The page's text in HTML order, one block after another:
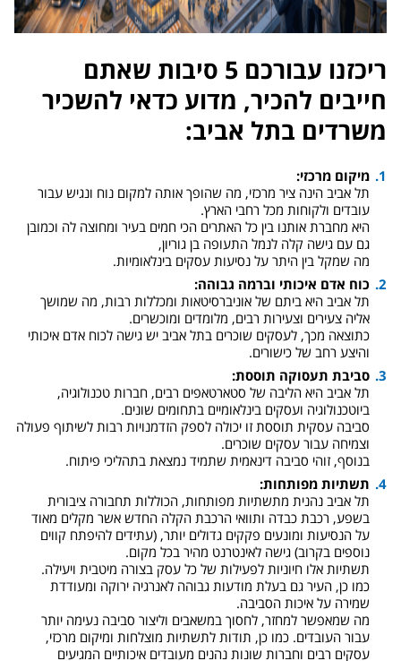
ריכזנו עבורכם 5 סיבות שאתם
חייבים להכיר, מדוע כדאי להשכיר
משרדים בתל אביב:
מיקום מרכזי:
תל אביב הינה ציר מרכזי, מה שהופך אותה למקום נוח ונגיש עבור
עובדים ולקוחות מכל רחבי הארץ.
היא מחברת אותנו בין כל האתרים הכי חמים בעיר ומחוצה לה וכמובן
גם עם גישה קלה לנמל התעופה בן גוריון,
מה שמקל בין היתר על נסיעות עסקים בינלאומיות.
כוח אדם איכותי וברמה גבוהה:
תל אביב היא ביתם של אוניברסיטאות ומכללות רבות, מה שמושך
אליה צעירים וצעירות רבים, מלומדים ומוכשרים.
כתוצאה מכך, לעסקים שוכרים בתל אביב יש גישה לכוח אדם איכותי
והיצע רחב של כישורים.
סביבת תעסוקה תוססת:
תל אביב היא הליבה של סטארטאפים רבים, חברות טכנולוגיה,
ביוטכנולוגיה ועסקים בינלאומיים בתחומים שונים.
סביבה עסקית תוססת זו יכולה לספק הזדמנויות רבות לשיתוף פעולה
וצמיחה עבור עסקים שוכרים.
בנוסף, זוהי סביבה דינאמית שתמיד נמצאת בתהליכי פיתוח.
תשתיות מפותחות:
תל אביב נהנית מתשתיות מפותחות, הכוללות תחבורה ציבורית
בשפע, רכבת כבדה ותוואי הרכבת הקלה החדש אשר מקלים מאוד
על הנסיעות ומונעים פקקים גדולים יותר, (עתידים להיפתח קווים
נוספים בקרוב) גישה לאינטרנט מהיר בכל מקום.
תשתיות אלו חיוניות לפעילות של כל עסק בצורה מיטבית ויעילה.
כמו כן, העיר גם בעלת מודעות גבוהה לאנרגיה ירוקה ומעודדת
שמירה על איכות הסביבה.
מה שמאפשר למחזר, לחסוך במשאבים וליצור סביבה נעימה יותר
עבור העובדים. כמו כן, תודות לתשתיות מוצלחות ומיקום מרכזי,
עסקים רבים וחברות שונות נהנים מעובדים איכותיים המגיעים